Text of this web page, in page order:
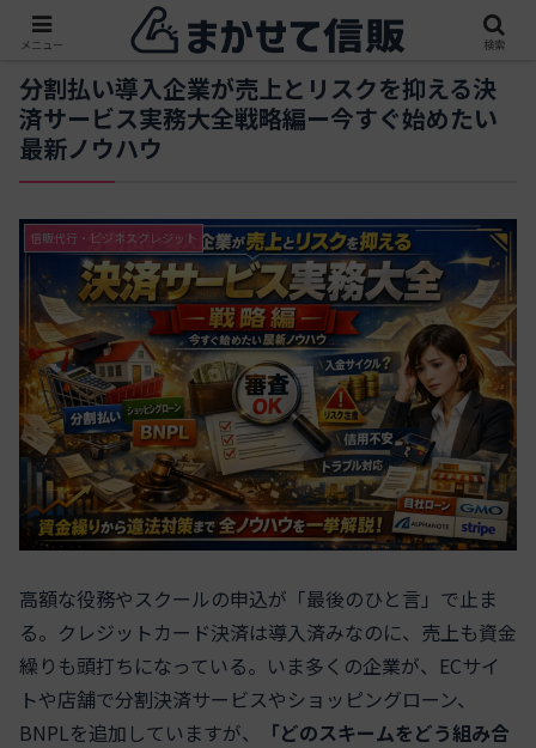
分割払い導入企業が売上とリスクを抑える決
済サービス実務大全戦略編ー今すぐ始めたい
最新ノウハウ
信販代行・ビジネスクレジット
高額な役務やスクールの申込が「最後のひと言」で止ま
る。クレジットカード決済は導入済みなのに、売上も資金
繰りも頭打ちになっている。いま多くの企業が、ECサイ
トや店舗で分割決済サービスやショッピングローン、
BNPLを追加していますが、
「どのスキームをどう組み合
メニュー 検索